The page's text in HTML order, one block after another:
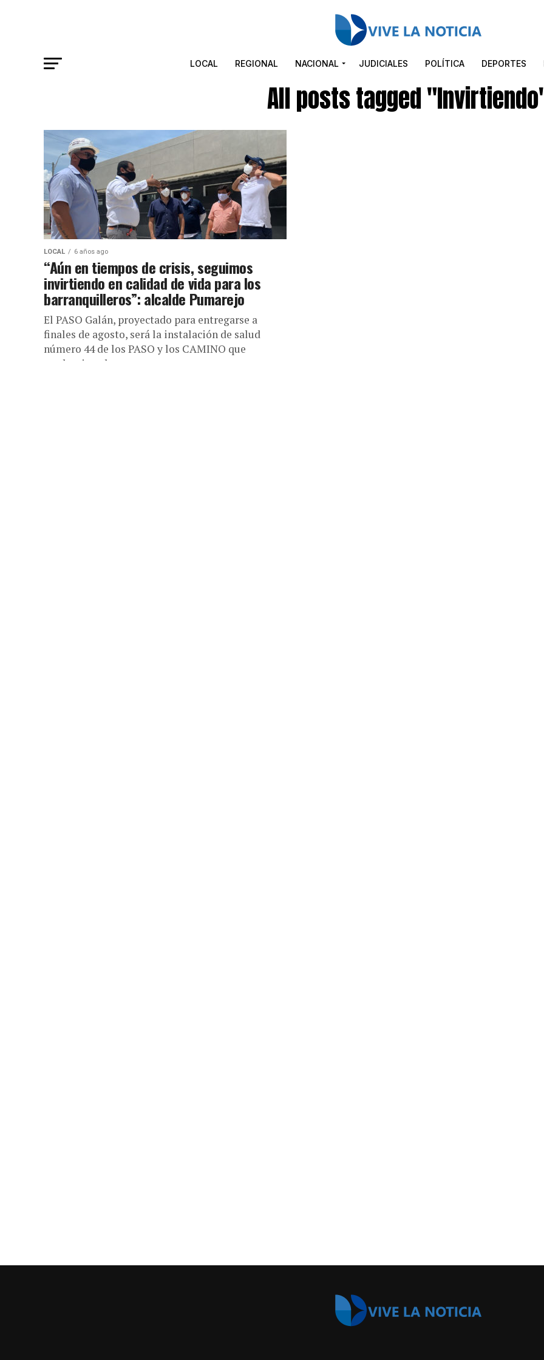
LOCAL REGIONAL NACIONAL JUDICIALES POLÍTICA DEPORTES
All posts tagged
LOCAL 6 años ago
“Aún en tiempos de crisis, seguimos
invirtiendo en calidad de vida para los
barranquilleros”: alcalde Pumarejo
El PASO Galán, proyectado para entregarse a
finales de agosto, será la instalación de salud
número 44 de los PASO y los CAMINO que
modernizan la...